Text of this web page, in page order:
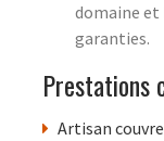
domaine et
garanties.
Prestations
Artisan